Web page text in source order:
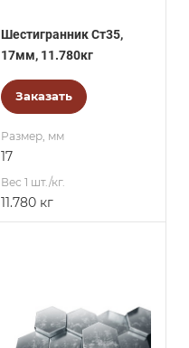
Шестигранник Ст35,
17мм, 11.780кг
Заказать
Размер, мм
17
Вес 1 шт./кг.
11.780 кг